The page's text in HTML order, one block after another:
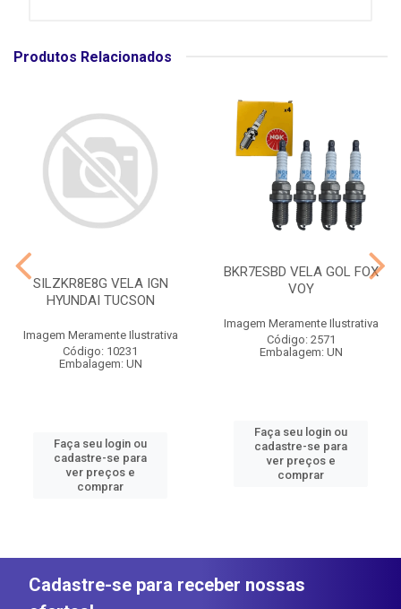
Produtos Relacionados
SILZKR8E8G VELA IGN
HYUNDAI TUCSON
Imagem Meramente Ilustrativa
Código: 10231
Embalagem: UN
Faça seu login ou
cadastre-se para
ver preços e
comprar
BKR7ESBD VELA GOL FOX
VOY
Imagem Meramente Ilustrativa
Código: 2571
Embalagem: UN
Faça seu login ou
cadastre-se para
ver preços e
comprar
Cadastre-se para receber nossas